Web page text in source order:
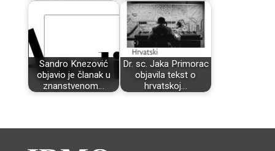
Sandro Knezović
objavio je članak u
znanstvenom…
Dr. sc. Jaka Primorac
objavila tekst o
hrvatskoj…